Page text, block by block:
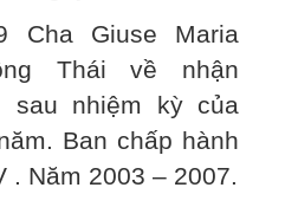
Cha Giuse Maria
Thái về nhận
sau nhiệm kỳ của
Ban chấp hành
. Năm 2003 – 2007.